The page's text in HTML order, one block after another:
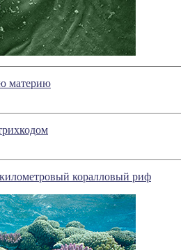
материю
коралловый риф